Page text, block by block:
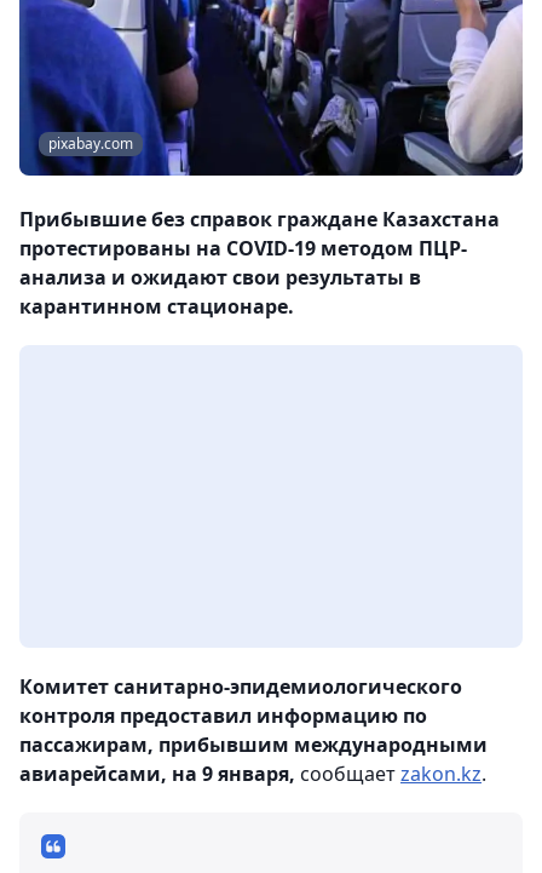
pixabay.com
Прибывшие без справок граждане Казахстана
протестированы на COVID-19 методом ПЦР-
анализа и ожидают свои результаты в
карантинном стационаре.
Комитет санитарно-эпидемиологического
контроля предоставил информацию по
пассажирам, прибывшим международными
авиарейсами, на 9 января, сообщаетzakon.kz.